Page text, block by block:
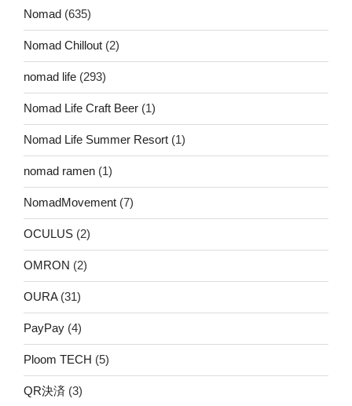
Nomad (635)
Nomad Chillout (2)
nomad life (293)
Nomad Life Craft Beer (1)
Nomad Life Summer Resort (1)
nomad ramen (1)
NomadMovement (7)
OCULUS (2)
OMRON (2)
OURA(31)
PayPay (4)
Ploom TECH (5)
QR決済 (3)